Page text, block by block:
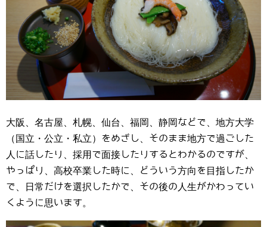
大阪、名古屋、札幌、仙台、福岡、静岡などで、地方大学
（国立・公立・私立）をめざし、そのまま地方で過ごした
人に話したり、採用で面接したりするとわかるのですが、
やっぱり、高校卒業した時に、どういう方向を目指したか
で、日常だけを選択したかで、その後の人生がかわってい
くように思います。